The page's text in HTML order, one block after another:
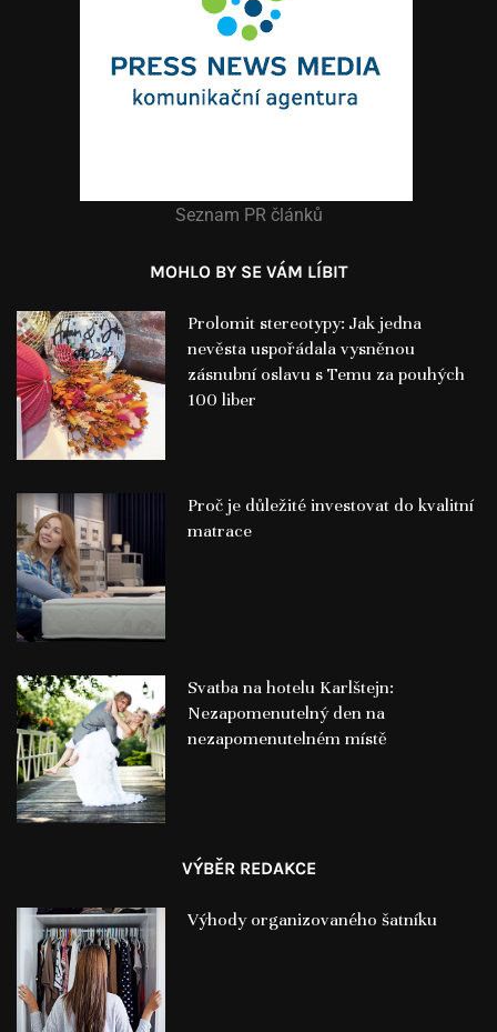
Seznam PR článků
MOHLO BY SE VÁM LÍBIT
Prolomit stereotypy: Jak jedna
nevěsta uspořádala vysněnou
zásnubní oslavu s Temu za pouhých
100 liber
Proč je důležité investovat do kvalitní
matrace
Svatba na hotelu Karlštejn:
Nezapomenutelný den na
nezapomenutelném místě
VÝBĚR REDAKCE
Výhody organizovaného šatníku